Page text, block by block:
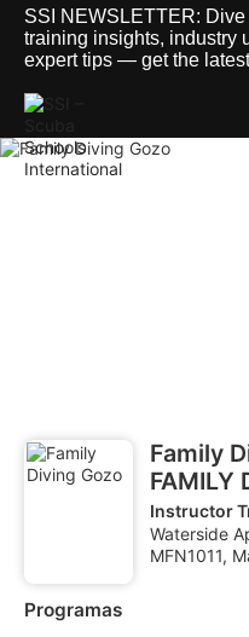
SSI NEWSLETTER:
training insights, industry
expert tips — get the
Family
FAMILY
Instructor
Waterside
MFN1011,
Programas